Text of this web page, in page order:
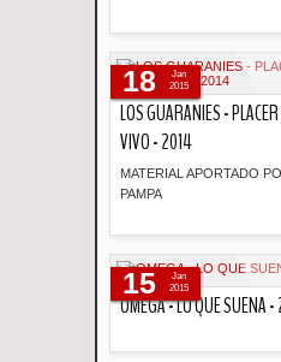
LOS GUARANIES -
VIVO - 2014
MATERIAL APORTADO
PAMPA
18
Jan
2015
OMEGA - LO QUE SUENA
15
Jan
2015